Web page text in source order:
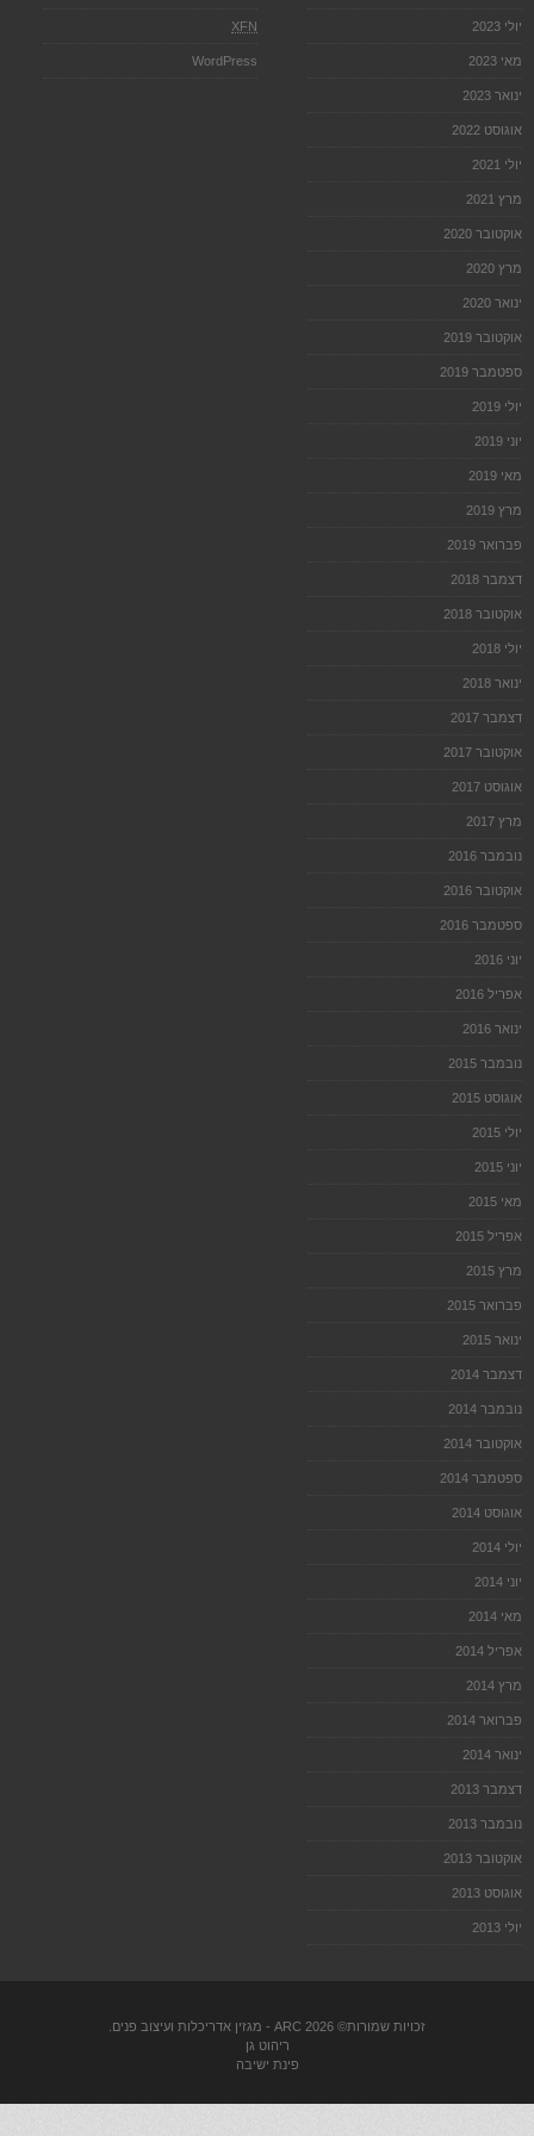
יולי 2023
מאי 2023
ינואר 2023
אוגוסט 2022
יולי 2021
מרץ 2021
אוקטובר 2020
מרץ 2020
ינואר 2020
אוקטובר 2019
ספטמבר 2019
יולי 2019
יוני 2019
מאי 2019
מרץ 2019
פברואר 2019
דצמבר 2018
אוקטובר 2018
יולי 2018
ינואר 2018
דצמבר 2017
אוקטובר 2017
אוגוסט 2017
מרץ 2017
נובמבר 2016
אוקטובר 2016
ספטמבר 2016
יוני 2016
אפריל 2016
ינואר 2016
נובמבר 2015
אוגוסט 2015
יולי 2015
יוני 2015
מאי 2015
אפריל 2015
מרץ 2015
פברואר 2015
ינואר 2015
דצמבר 2014
נובמבר 2014
אוקטובר 2014
ספטמבר 2014
אוגוסט 2014
יולי 2014
יוני 2014
מאי 2014
אפריל 2014
מרץ 2014
פברואר 2014
ינואר 2014
דצמבר 2013
נובמבר 2013
אוקטובר 2013
אוגוסט 2013
יולי 2013
XFN
WordPress
זכויות שמורות© 2026 ARC - מגזין אדריכלות ועיצוב פנים.
ריהוט גן
פינת ישיבה